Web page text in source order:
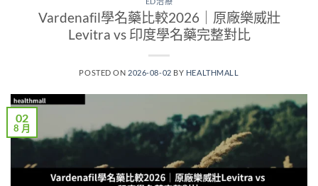
Vardenafil學名藥比較2026｜原廠樂威壯
Levitra vs 印度學名藥完整對比
POSTED ON 2026-08-02 BY HEALTHMALL
02
8 月